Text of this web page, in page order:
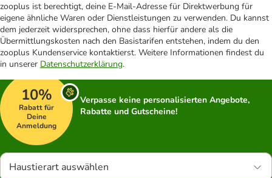
zooplus ist berechtigt, deine E-Mail-Adresse für Direktwerbung für
eigene ähnliche Waren oder Dienstleistungen zu verwenden. Du kannst
dem jederzeit widersprechen, ohne dass hierfür andere als die
Übermittlungskosten nach den Basistarifen entstehen, indem du den
zooplus Kundenservice kontaktierst. Weitere Informationen findest du
in unserer Datenschutzerklärung.
10%
Rabatt für
Deine
Anmeldung
Verpasse keine personalisierten Angebote,
Rabatte und Gutscheine!
Haustierart auswählen